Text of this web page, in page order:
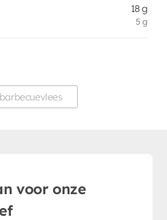
18 g
5 g
barbecuevlees
voor onze